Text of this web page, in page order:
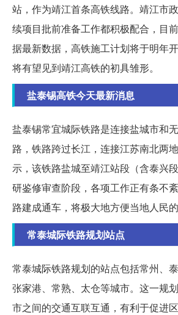
站，作为靖江首条高铁线路。靖江市
续项目批前准备工作都积极配合，目
据最新数据，高铁施工计划将于明年
将有望见到靖江高铁的初具雏形。
盐泰锡高铁今天最新消息
盐泰锡常宜城际铁路是连接盐城市和
路，铁路跨过长江，连接江苏南北两
示，该铁路盐城至靖江站段（含泰兴
研鉴修审查阶段，各项工作正有条不
路建成通车，将极大地方便当地人民的
常泰城际铁路规划站点
常泰城际铁路规划的站点包括常州、泰
张家港、常熟、太仓等城市。这一规
市之间的交通互联互通，有利于促进